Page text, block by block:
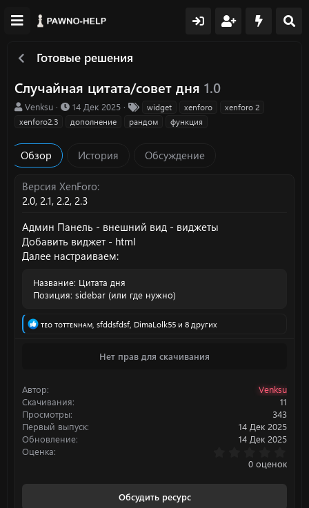
Готовые решения
Случайная цитата/совет дня 1.0
А
в
о
р
Venksu
Д
а
д
а
и
я
14 Дек 2025
е
widget xenforo
xenforo 2
xenforo2.3
дополнение рандом функция
Обзор История Обсуждение
Версия XenForo
2.0 2.1 2.2 2.3
Админ Панель - внешний вид - виджеты
Добавить виджет - html
Далее настраиваем:
Название: Цитата дня
Позиция: sidebar (или где нужно)
Р
и
:
ᴛᴇᴏ ᴛᴏᴛᴛᴇɴʜᴀᴍ, sfddsfdsf, DimaLolk55 и 8 других
Нет прав для скачивания
Автор
Venksu
Скачивания
11
Просмотры
343
Первый выпуск
14 Дек 2025
Обновление
14 Дек 2025
Оценка
.
0
0 оценок
Обсудить ресурс